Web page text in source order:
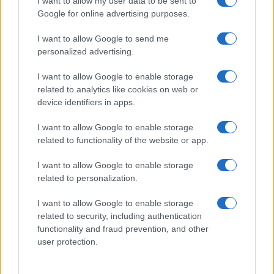
Google for online advertising purposes.
I want to allow Google to send me
personalized advertising.
I want to allow Google to enable storage
related to analytics like cookies on web or
device identifiers in apps.
I want to allow Google to enable storage
related to functionality of the website or app.
I want to allow Google to enable storage
related to personalization.
I want to allow Google to enable storage
related to security, including authentication
functionality and fraud prevention, and other
user protection.
La Senna è una fogna a cielo aperto:
altri due atleti malati
di Franco Lodige
5 Agosto 2024, 14:13